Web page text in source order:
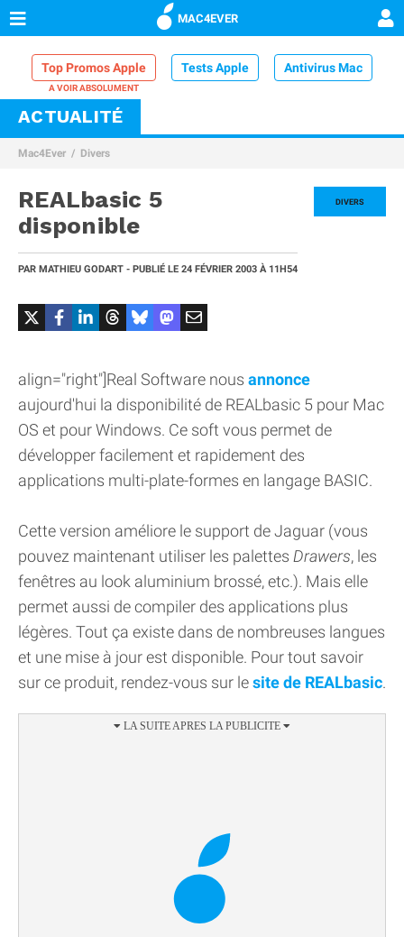
MAC4EVER
Top Promos Apple Tests Apple Antivirus Mac
VPN Mac
Comparatif iPhone
ACTUALITÉ
Mac4Ever Divers
DIVERS
REALbasic 5
disponible
PAR MATHIEU GODART - PUBLIÉ LE 24 FÉVRIER 2003 À 11H54
align="right"]Real Software nous annonce
aujourd'hui la disponibilité de REALbasic 5 pour Mac
OS et pour Windows. Ce soft vous permet de
développer facilement et rapidement des
applications multi-plate-formes en langage BASIC.
Cette version améliore le support de Jaguar (vous
pouvez maintenant utiliser les palettes Drawers, les
fenêtres au look aluminium brossé, etc.). Mais elle
permet aussi de compiler des applications plus
légères. Tout ça existe dans de nombreuses langues
et une mise à jour est disponible. Pour tout savoir
sur ce produit, rendez-vous sur lesite de REALbasic.